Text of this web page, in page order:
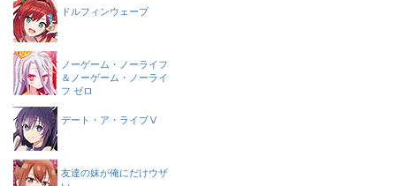
ドルフィンウェーブ
ノーゲーム・ノーライフ
＆ノーゲーム・ノーライ
フ ゼロ
デート・ア・ライブⅤ
友達の妹が俺にだけウザ